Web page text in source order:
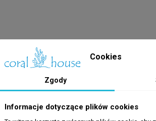
głębokość x wysokość)
5 przez rejestrację na stronie www).
eU
Cookies
Zgody
Informacje dotyczące plików cookies